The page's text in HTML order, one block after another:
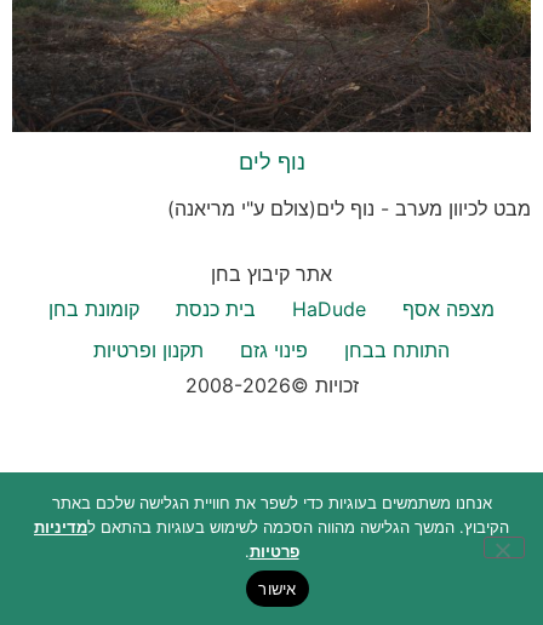
נוף לים
מבט לכיוון מערב - נוף לים(צולם ע"י מריאנה)
אתר קיבוץ בחן
מצפה אסף
HaDude בית כנסת
קומונת בחן
התותח בבחן
פינוי גזם
תקנון ופרטיות
זכויות ©2008-2026
אנחנו משתמשים בעוגיות כדי לשפר את חוויית הגלישה שלכם באתר
הקיבוץ. המשך הגלישה מהווה הסכמה לשימוש בעוגיות בהתאם למדיניות
פרטיות.
אישור